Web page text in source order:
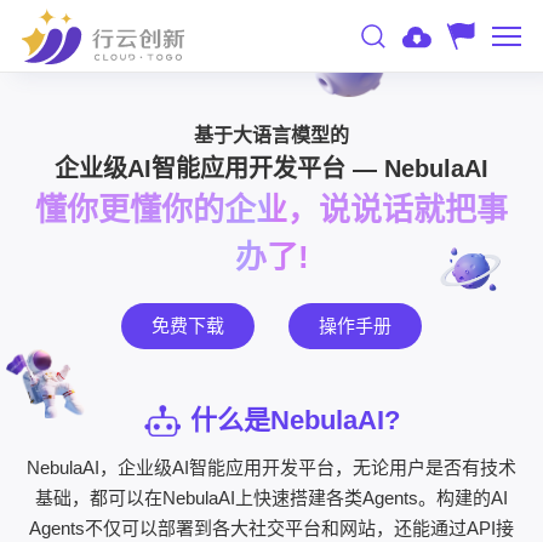
基于大语言模型的
企业级AI智能应用开发平台 — NebulaAI
懂你更懂你的企业，说说话就把事
办了!
免费下载 操作手册
什么是NebulaAI?
NebulaAI，企业级AI智能应用开发平台，无论用户是否有技术
基础，都可以在NebulaAI上快速搭建各类Agents。构建的AI
Agents不仅可以部署到各大社交平台和网站，还能通过API接